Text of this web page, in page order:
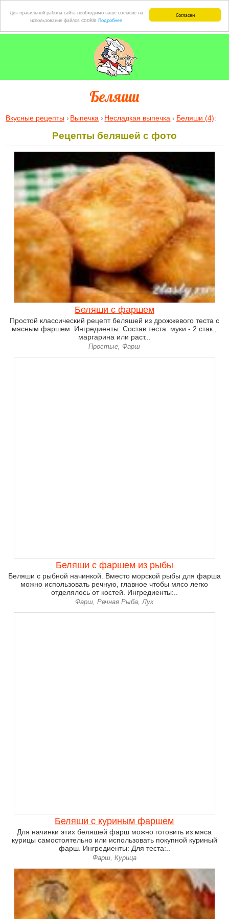
Согласен
Для правильной работы сайта необходимо ваше согласие на
использование файлов cookie Подробнее
Беляши
Вкусные рецепты Выпечка Несладкая выпечка Беляши (4):
Рецепты беляшей с фото
Беляши с фаршем
Простой классический рецепт беляшей из дрожжевого теста с
мясным фаршем. Ингредиенты: Состав теста: муки - 2 стак.,
маргарина или раст...
Простые, Фарш
Беляши с фаршем из рыбы
Беляши с рыбной начинкой. Вместо морской рыбы для фарша
можно использовать речную, главное чтобы мясо легко
отделялось от костей. Ингредиенты:..
Фарш, Речная Рыба, Лук
Беляши с куриным фаршем
Для начинки этих беляшей фарш можно готовить из мяса
курицы самостоятельно или использовать покупной куриный
фарш. Ингредиенты: Для теста:..
Фарш, Курица